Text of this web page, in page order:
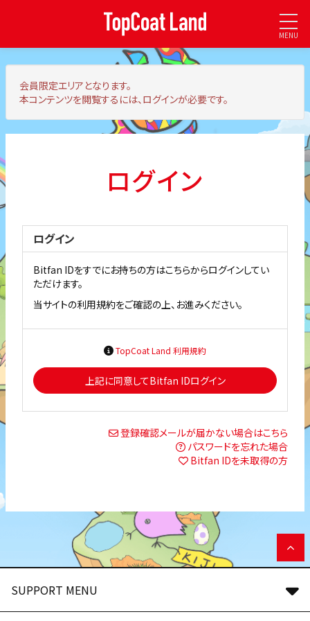
MENU
会員限定エリア となります。
本コンテンツを閲覧するには、ログインが必要です。
ログイン
ログイン
Bitfan IDをすでにお持ちの方はこちらからログインしてい
ただけます。
当サイトの利用規約をご確認の上、お進みください。
TopCoat Land 利用規約
上記に同意してBitfan IDログイン
登録確認メールが届かない場合はこちら
パスワードを忘れた場合
Bitfan IDを未取得の方
SUPPORT MENU